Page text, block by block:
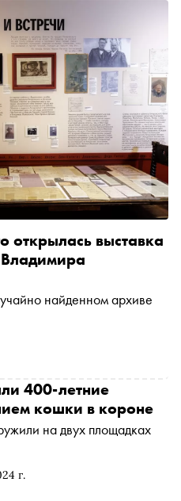
открылась выставка
Владимира
найденном архиве
г.
400-летние
кошки в короне
на двух площадках